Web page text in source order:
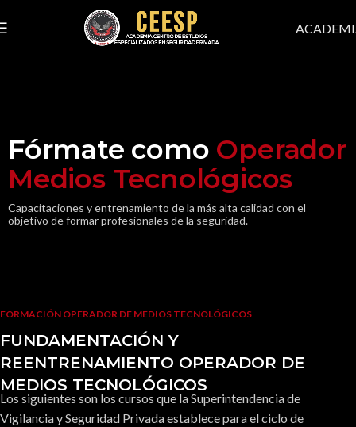
Fórmate como Operador
Medios Tecnológicos
Capacitaciones y entrenamiento de la más alta calidad con el
objetivo de formar profesionales de la seguridad.
FORMACIÓN OPERADOR DE MEDIOS TECNOLÓGICOS
FUNDAMENTACIÓN Y
REENTRENAMIENTO OPERADOR DE
MEDIOS TECNOLÓGICOS
Los siguientes son los cursos que la Superintendencia de
Vigilancia y Seguridad Privada establece para el ciclo de